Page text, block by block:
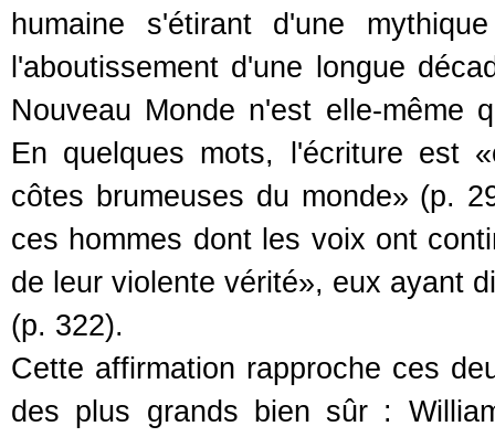
humaine s'étirant d'une
l'aboutissement d'une longue
Nouveau Monde n'est elle-même
En quelques mots, l'écriture est
côtes brumeuses du monde» (p.
ces hommes dont les voix ont
de leur violente vérité», eux ayant
(p. 322).
Cette affirmation rapproche ces
des plus grands bien sûr :